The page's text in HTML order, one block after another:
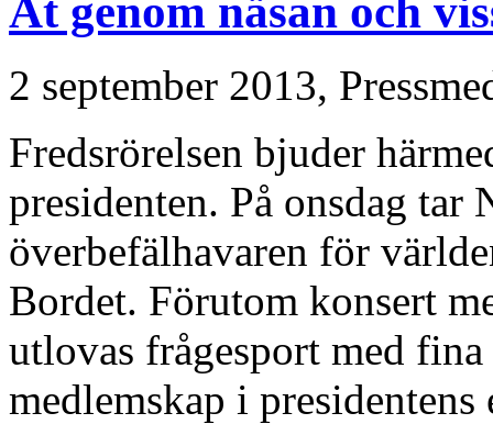
Ät genom näsan och
2 september 2013,
Fredsrörelsen bjuder
presidenten. På onsdag
överbefälhavaren för
Bordet. Förutom konsert
utlovas frågesport med
medlemskap i